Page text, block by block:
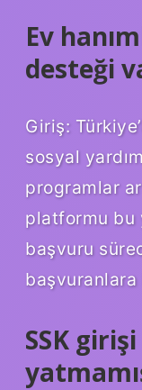
Ev
desteği
Giriş:
sosyal
programlar
platformu bu
başvuru
başvuranlara
SSK